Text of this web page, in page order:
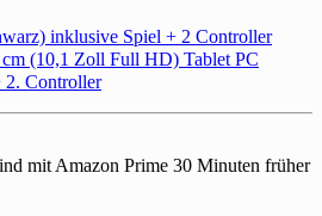
inklusive Spiel + 2 Controller
(10,1 Zoll Full HD) Tablet PC
2. Controller
mit Amazon Prime 30 Minuten früher